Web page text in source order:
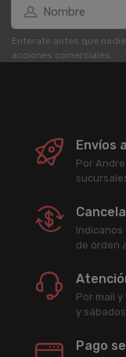
Enterate antes que
acciones comerciales.
Envíos
Por
Indicanos
de órden
Por mail y
y sábados
Pago